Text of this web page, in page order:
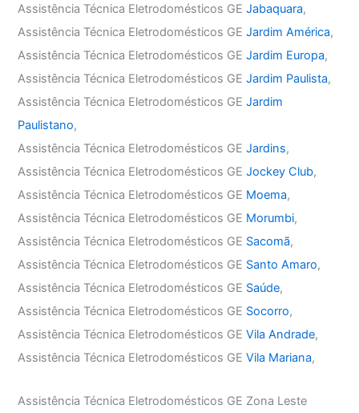
Assistência Técnica Eletrodomésticos GEJabaquara,
Assistência Técnica Eletrodomésticos GEJardim América,
Assistência Técnica Eletrodomésticos GEJardim Europa,
Assistência Técnica Eletrodomésticos GEJardim Paulista,
Assistência Técnica Eletrodomésticos GEJardim
Paulistano,
Assistência Técnica Eletrodomésticos GEJardins,
Assistência Técnica Eletrodomésticos GEJockey Club,
Assistência Técnica Eletrodomésticos GE Moema,
Assistência Técnica Eletrodomésticos GE Morumbi,
Assistência Técnica Eletrodomésticos GE Sacomã,
Assistência Técnica Eletrodomésticos GE Santo Amaro,
Assistência Técnica Eletrodomésticos GE Saúde,
Assistência Técnica Eletrodomésticos GE Socorro,
Assistência Técnica Eletrodomésticos GEVila Andrade,
Assistência Técnica Eletrodomésticos GEVila Mariana,
Assistência Técnica Eletrodomésticos GE Zona Leste